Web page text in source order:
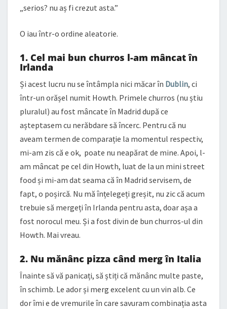
„serios? nu aș fi crezut asta.”
O iau într-o ordine aleatorie.
1. Cel mai bun churros l-am mâncat în
Irlanda
Și acest lucru nu se întâmpla nici măcar în Dublin, ci
într-un orășel numit Howth. Primele churros (nu știu
pluralul) au fost mâncate în Madrid după ce
așteptasem cu nerăbdare să încerc. Pentru că nu
aveam termen de comparație la momentul respectiv,
mi-am zis că e ok, poate nu neapărat de mine. Apoi, l-
am mâncat pe cel din Howth, luat de la un mini street
food și mi-am dat seama că în Madrid servisem, de
fapt, o poșircă. Nu mă înțelegeți greșit, nu zic că acum
trebuie să mergeți în Irlanda pentru asta, doar așa a
fost norocul meu. Și a fost divin de bun churros-ul din
Howth. Mai vreau.
2. Nu mănânc pizza când merg în Italia
Înainte să vă panicați, să știți că mănânc multe paste,
în schimb. Le ador și merg excelent cu un vin alb. Ce
dor îmi e de vremurile în care savuram combinația asta